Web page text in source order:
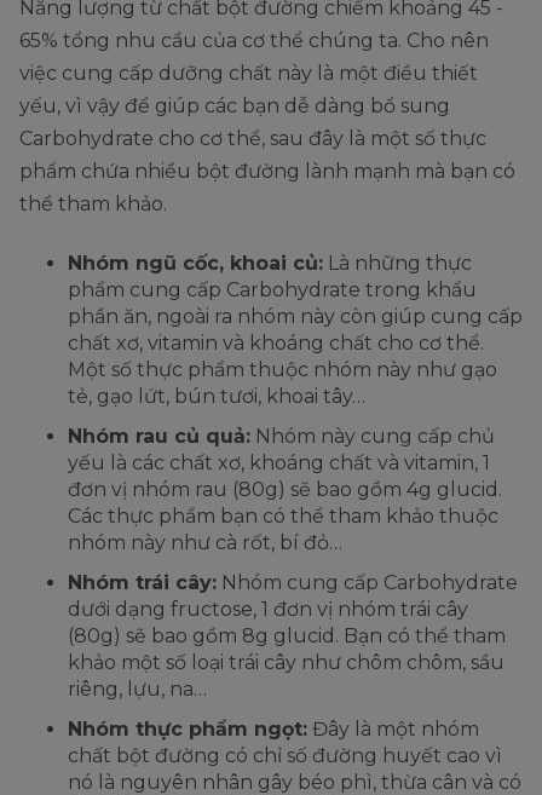
Năng lượng từ chất bột đường chiếm khoảng 45 -
65% tổng nhu cầu của cơ thể chúng ta. Cho nên
việc cung cấp dưỡng chất này là một điều thiết
yếu, vì vậy để giúp các bạn dễ dàng bổ sung
Carbohydrate cho cơ thể, sau đây là một số thực
phẩm chứa nhiều bột đường lành mạnh mà bạn có
thể tham khảo.
Nhóm ngũ cốc, khoai củ: Là những thực
phẩm cung cấp Carbohydrate trong khẩu
phần ăn, ngoài ra nhóm này còn giúp cung cấp
chất xơ, vitamin và khoáng chất cho cơ thể.
Một số thực phẩm thuộc nhóm này như gạo
tẻ, gạo lứt, bún tươi, khoai tây…
Nhóm rau củ quả: Nhóm này cung cấp chủ
yếu là các chất xơ, khoáng chất và vitamin, 1
đơn vị nhóm rau (80g) sẽ bao gồm 4g glucid.
Các thực phẩm bạn có thể tham khảo thuộc
nhóm này như cà rốt, bí đỏ…
Nhóm trái cây: Nhóm cung cấp Carbohydrate
dưới dạng fructose, 1 đơn vị nhóm trái cây
(80g) sẽ bao gồm 8g glucid. Bạn có thể tham
khảo một số loại trái cây như chôm chôm, sầu
riêng, lựu, na…
Nhóm thực phẩm ngọt: Đây là một nhóm
chất bột đường có chỉ số đường huyết cao vì
nó là nguyên nhân gây béo phì, thừa cân và có